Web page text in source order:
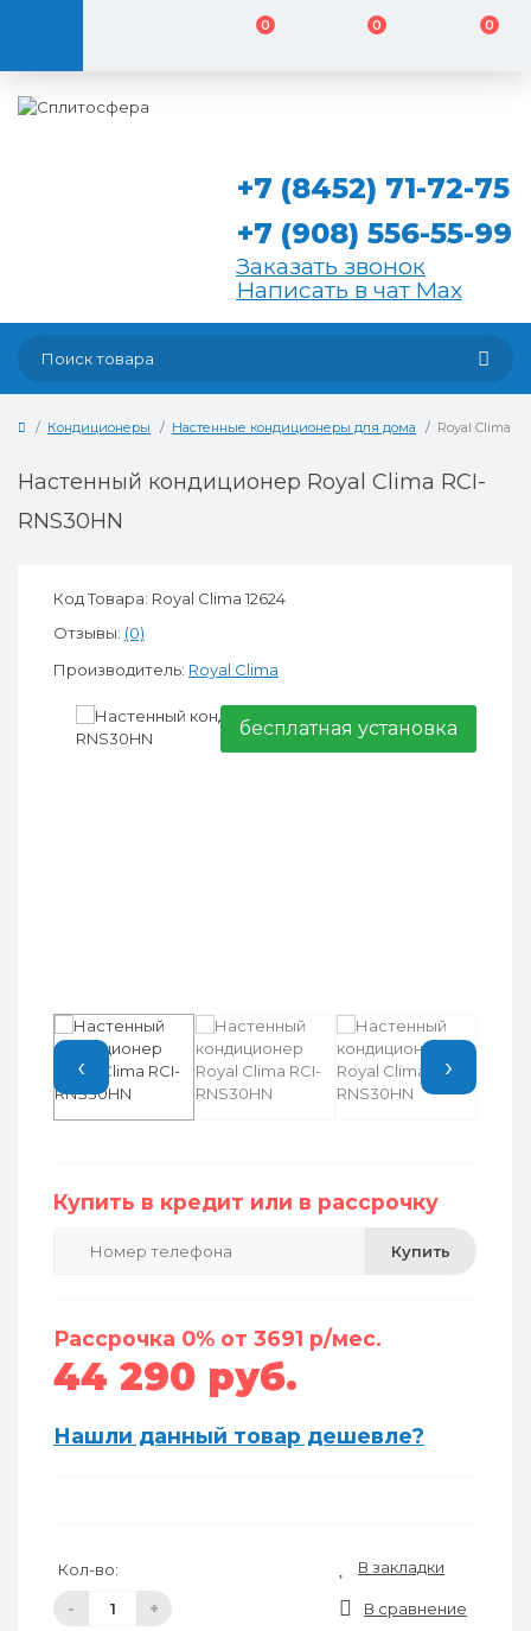
0 0 0
+7 (8452) 71-72-75
+7 (908) 556-55-99
Заказать звонок
Написать в чат Max
Кондиционеры Настенные кондиционеры для дома Royal Clima
Настенный кондиционер Royal Clima RCI-
RNS30HN
Код Товара: Royal Clima 12624
Отзывы: (0)
Производитель: Royal Clima
бесплатная установка
‹ ›
Купить в кредит или в рассрочку
Купить
Рассрочка 0% от 3691 р/мес.
44 290 руб.
Нашли данный товар дешевле?
Кол-во:
- +
В закладки
В сравнение